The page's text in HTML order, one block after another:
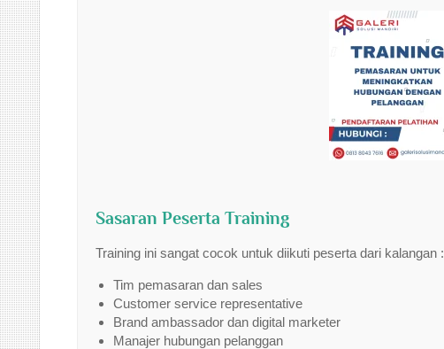
Sasaran Peserta Training
Training ini sangat cocok untuk diikuti peserta dari kalangan :
Tim pemasaran dan sales
Customer service representative
Brand ambassador dan digital marketer
Manajer hubungan pelanggan